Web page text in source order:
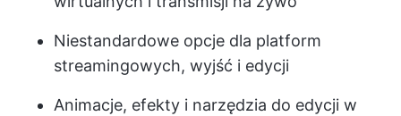
Niestandardowe opcje dla platform
streamingowych, wyjść i edycji
Animacje, efekty i narzędzia do edycji w